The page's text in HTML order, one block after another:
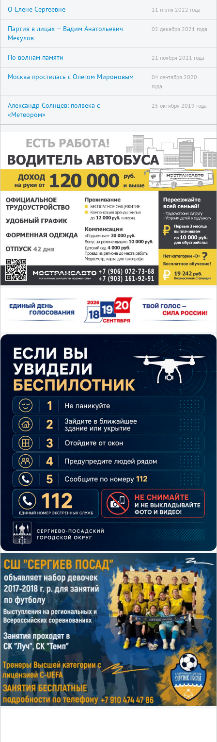
О Елене Сергеевне 11 июня 2022 года
Партия в лицах — Вадим Анатольевич
Мекулов
02 декабря 2021 года
По волнам памяти 21 ноября 2021 года
Москва простилась с Олегом Мироновым
04 сентября 2020
года
Александр Солнцев: полвека с
«Метеором»
25 октября 2019 года